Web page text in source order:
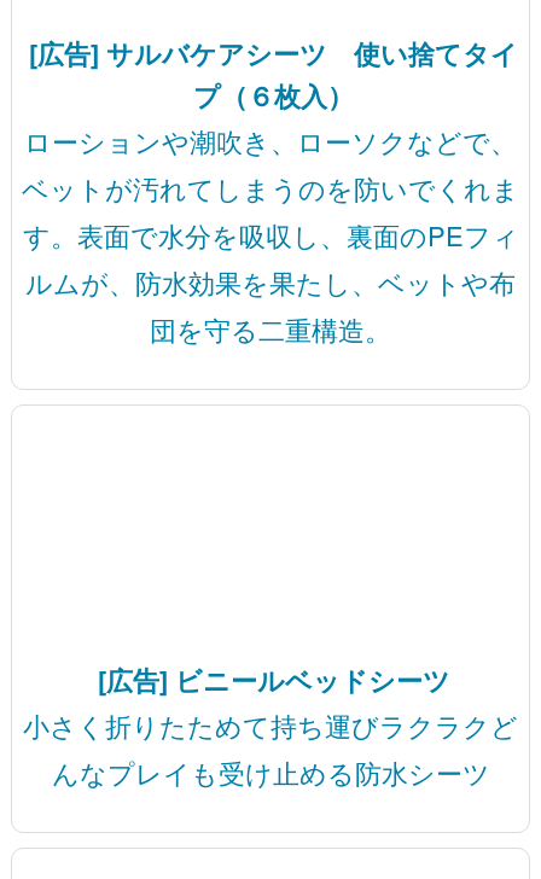
[広告] サルバケアシーツ 使い捨てタイ
プ（６枚入）
ローションや潮吹き、ローソクなどで、
ベットが汚れてしまうのを防いでくれま
す。表面で水分を吸収し、裏面のPEフィ
ルムが、防水効果を果たし、ベットや布
団を守る二重構造。
[広告] ビニールベッドシーツ
小さく折りたためて持ち運びラクラクど
んなプレイも受け止める防水シーツ